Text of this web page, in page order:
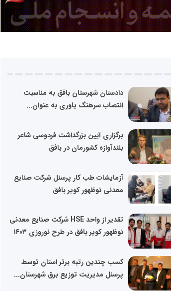
دادستان شهرستان بافق به مناسبت
انتصاب سرهنگ یاوری به عنوان...
برگزاری آیین بزرگداشت فردوسی شاعر
بلندآوازه کشورمان در بافق
آزمایشات طب کار پرسنل شرکت صنایع
معدنی نوظهور کویر بافق
تقدیر از واحد HSE شرکت صنایع معدنی
نوظهور کویر بافق در طرح نوروزی ۱۴۰۳
کسب چندین رتبه برتر استان توسط
پرسنل مدیریت توزیع برق شهرستان...